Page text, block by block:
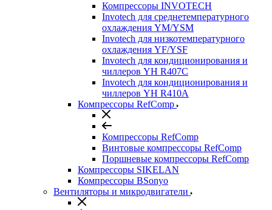
Компрессоры INVOTECH
Invotech для среднетемпературного
охлаждения YM/YSM
Invotech для низкотемпературного
охлаждения YF/YSF
Invotech для кондиционирования и
чиллеров YH R407C
Invotech для кондиционирования и
чиллеров YH R410A
Компрессоры RefComp
Компрессоры RefComp
Винтовые компрессоры RefComp
Поршневые компрессоры RefComp
Компрессоры SIKELAN
Компрессоры BSonyo
Вентиляторы и микродвигатели